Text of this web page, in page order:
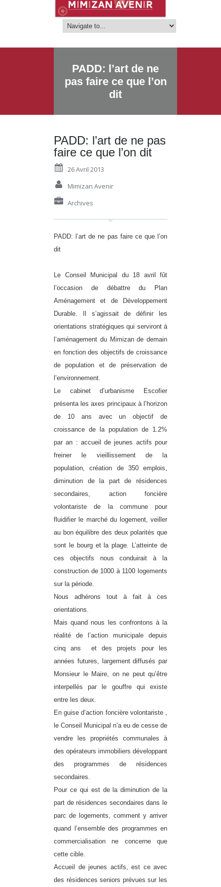
PADD: l’art de ne
pas faire ce que l’on
dit
PADD: l’art de ne pas
faire ce que l’on dit
26 Avril 2013
Mimizan Avenir
Archives
PADD: l’art de ne pas faire ce que l’on
dit
Le Conseil Municipal du 18 avril fût
l’occasion de débattre du Plan
Aménagement et de Développement
Durable. Il s’agissait de définir les
orientations stratégiques qui serviront à
l’aménagement du Mimizan de demain
en fonction des objectifs de croissance
de population et de préservation de
l’environnement.
Le cabinet d’urbanisme Escofier
présenta les axes principaux à l’horizon
de 10 ans avec un objectif de
croissance de la population de 1.2%
par an : accueil de jeunes actifs pour
freiner le vieillissement de la
population, création de 350 emplois,
diminution de la part de résidences
secondaires, action foncière
volontariste de la commune pour
fluidifier le marché du logement, veiller
au bon équilibre des deux polarités que
sont le bourg et la plage. L’atteinte de
ces objectifs nous conduirait à la
construction de 1000 à 1100 logements
sur la période.
Nous adhérons tout à fait à ces
orientations.
Mais quand nous les confrontons à la
réalité de l’action municipale depuis
cinq ans
et des projets pour les
années futures, largement diffusés par
Monsieur le Maire, on ne peut qu’être
interpellés par le gouffre qui existe
entre les deux.
En guise d’action foncière volontariste ,
le Conseil Municipal n’a eu de cesse de
vendre les propriétés communales à
des opérateurs immobiliers développant
des programmes de résidences
secondaires.
Pour ce qui est de la diminution de la
part de résidences secondaires dans le
parc de logements, comment y arriver
quand l’ensemble des programmes en
commercialisation ne concerne que
cette cible.
Accueil de jeunes actifs, est ce avec
des résidences seniors prévues sur les